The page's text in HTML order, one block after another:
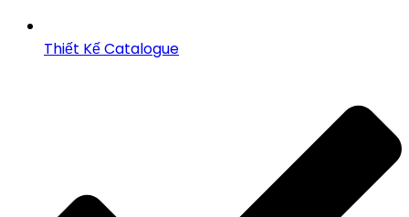
Thiết Kế Catalogue